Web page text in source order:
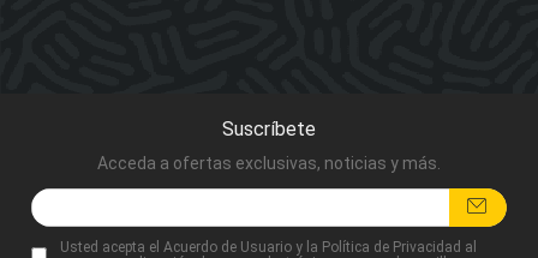
Suscríbete
Acceda a ofertas exclusivas, noticias y más.
Usted acepta el Acuerdo de Usuario y la Política de Privacidad al